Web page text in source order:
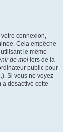
votre connexion,
Cela empêche
le même
de moi lors de la
public pour
Si vous ne voyez
a désactivé cette